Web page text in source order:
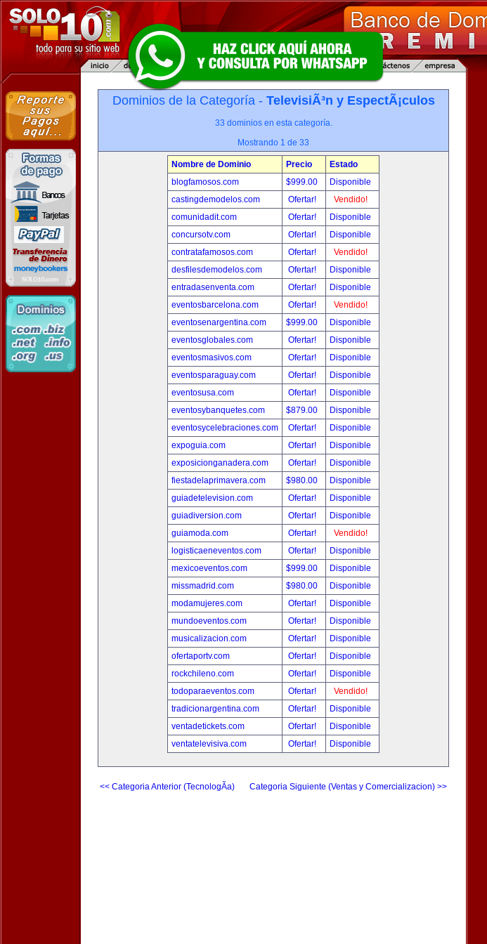
Dominios de la Categoría - TelevisiÃ³n y EspectÃ¡culos
33 dominios en esta categoría.
Mostrando 1 de 33
Nombre de Dominio Precio
Estado
blogfamosos.com
$999.00
Disponible
castingdemodelos.com
Ofertar!
Vendido!
comunidadit.com
Ofertar!
Disponible
concursotv.com
Ofertar!
Disponible
contratafamosos.com
Ofertar!
Vendido!
desfilesdemodelos.com
Ofertar!
Disponible
entradasenventa.com
Ofertar!
Disponible
eventosbarcelona.com
Ofertar!
Vendido!
eventosenargentina.com
$999.00
Disponible
eventosglobales.com
Ofertar!
Disponible
eventosmasivos.com
Ofertar!
Disponible
eventosparaguay.com
Ofertar!
Disponible
eventosusa.com
Ofertar!
Disponible
eventosybanquetes.com
$879.00
Disponible
eventosycelebraciones.com
Ofertar!
Disponible
expoguia.com
Ofertar!
Disponible
exposicionganadera.com
Ofertar!
Disponible
fiestadelaprimavera.com
$980.00
Disponible
guiadetelevision.com
Ofertar!
Disponible
guiadiversion.com
Ofertar!
Disponible
guiamoda.com
Ofertar!
Vendido!
logisticaeneventos.com
Ofertar!
Disponible
mexicoeventos.com
$999.00
Disponible
missmadrid.com
$980.00
Disponible
modamujeres.com
Ofertar!
Disponible
mundoeventos.com
Ofertar!
Disponible
musicalizacion.com
Ofertar!
Disponible
ofertaportv.com
Ofertar!
Disponible
rockchileno.com
Ofertar!
Disponible
todoparaeventos.com
Ofertar!
Vendido!
tradicionargentina.com
Ofertar!
Disponible
ventadetickets.com
Ofertar!
Disponible
ventatelevisiva.com
Ofertar! Disponible
<< Categoria Anterior (TecnologÃ­a) Categoria Siguiente (Ventas y Comercializacion) >>